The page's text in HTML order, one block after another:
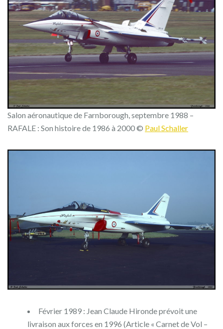
Salon aéronautique de Farnborough, septembre 1988 –
RAFALE : Son histoire de 1986 à 2000 © Paul Schaller
Février 1989 : Jean Claude Hironde prévoit une
livraison aux forces en 1996 (Article « Carnet de Vol –